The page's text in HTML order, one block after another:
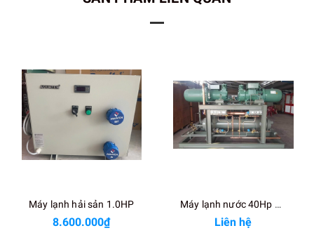
Máy lạnh hải sản 1.0HP
8.600.000₫
Máy lạnh nước 40Hp giải nhiệt nước
Liên hệ